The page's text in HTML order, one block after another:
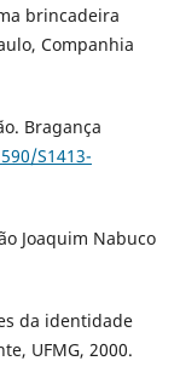
brincadeira
Companhia
Bragança
S1413-
Joaquim Nabuco
da identidade
UFMG, 2000.